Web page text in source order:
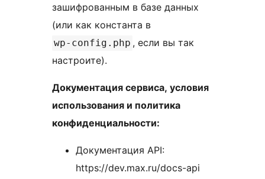
зашифрованным в базе данных
(или как константа в
wp-config.php , если вы так
настроите).
Документация сервиса, условия
использования и политика
конфиденциальности:
Документация API:
https://dev.max.ru/docs-api